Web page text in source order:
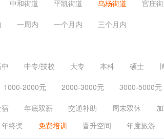
中和街道 平凯街道 乌杨街道 官庄
一周内 一个月内
三个月内
中专/技校 大专 本科 硕士
1000-2000元 2000-3000元 3000-5000元
年底双薪 交通补助 周末双休
年终奖 免费培训 晋升空间 年度旅游